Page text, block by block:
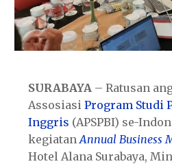
SURABAYA – Ratusan
Assosiasi Program Studi
Inggris (APSPBI) se-
kegiatanAnnual Business
Hotel Alana Surabaya,